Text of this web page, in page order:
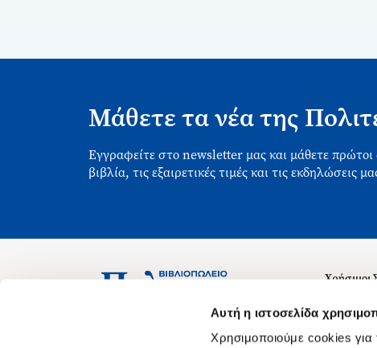
Αυτή η ιστοσελίδα
Χρησιμοποιούμε cookies για
Μάθετε τα νέα της
Εγγραφείτε στο newsletter μας και μάθετε πρώτοι
βιβλία, τις εξαιρετικές τιμές και τις εκδηλώσεις
Ασκληπιού 1-3, Αθήνα 106 79
Χρήσιμοι
Σχετικά
Θέσεις